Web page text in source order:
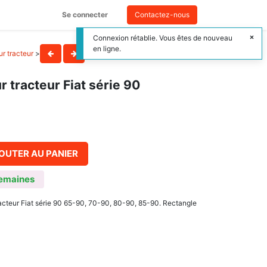
Se connecter Contactez-nous
tracteur>
tracteur Fiat série 90
AU PANIER
Fiat série 90 65-90, 70-90, 80-90, 85-90. Rectangle
Connexion rétablie. Vous êtes de nouveau
en ligne.